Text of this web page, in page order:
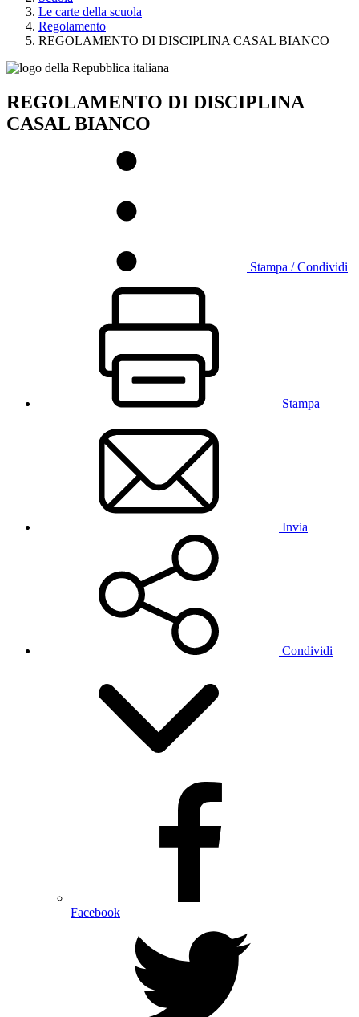
Le carte della scuola
Regolamento
REGOLAMENTO DI DISCIPLINA CASAL BIANCO
REGOLAMENTO DI DISCIPLINA
CASAL BIANCO
Stampa / Condividi
Stampa
Invia
Condividi
Facebook